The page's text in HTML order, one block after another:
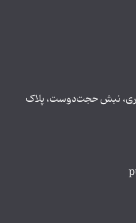
نبش حجت‌دوست، پلاک